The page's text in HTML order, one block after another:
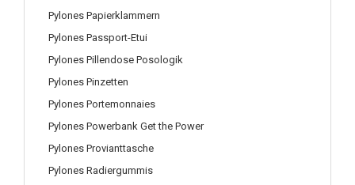
Pylones Papierklammern
Pylones Passport-Etui
Pylones Pillendose Posologik
Pylones Pinzetten
Pylones Portemonnaies
Pylones Powerbank Get the Power
Pylones Provianttasche
Pylones Radiergummis